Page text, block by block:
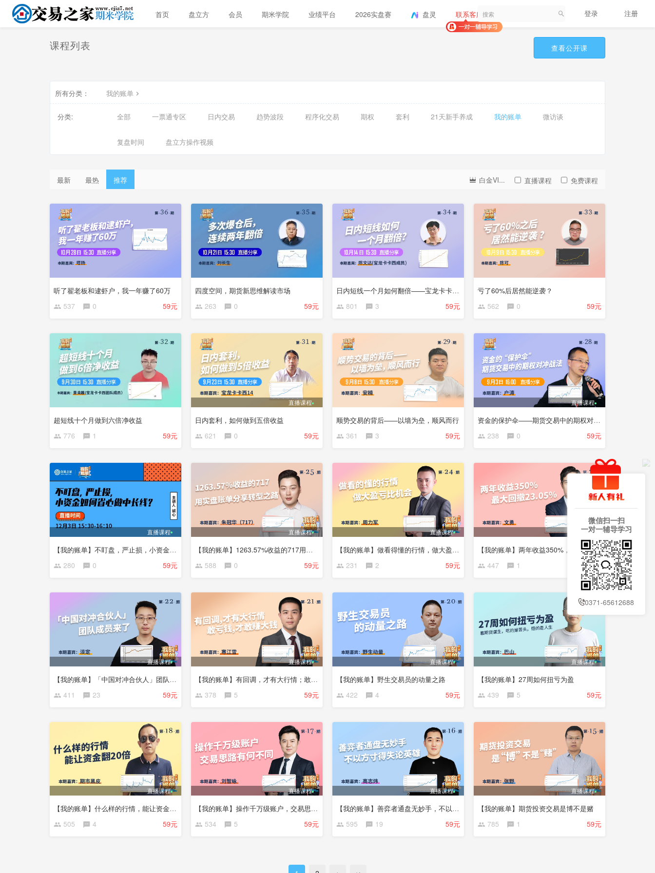
首页 盘立方 会员 期米学院 业绩平台 2026实盘赛 盘灵 联系客服 登录 注册
课程列表 查看公开课
所有分类： 我的账单
分类: 全部 一票通专区 日内交易 趋势波段 程序化交易 期权 套利 21天新手养成 我的账单 微访谈
复盘时间 盘立方操作视频
最新 最热 推荐 白金VI... 直播课程 免费课程
听了翟老板和逮虾户，我一年赚了60万
537
0 59元
四度空间，期货新思维解读市场
263
0 59元
日内短线一个月如何翻倍——宝龙卡卡西成员陈文达
801
3 59元
亏了60%后居然能逆袭？
562
0 59元
超短线十个月做到六倍净收益
776
1 59元
直播课程
日内套利，如何做到五倍收益
621
0 59元
顺势交易的背后——以墙为垒，顺风而行
361
3 59元
直播课程
资金的保护伞——期货交易中的期权对冲战法
238
0 59元
直播课程
【我的账单】不盯盘，严止损，小资金如何省心做中长线？
280
0 59元
直播课程
【我的账单】1263.57%收益的717用实盘账单分享转型之路
588
0 59元
直播课程
【我的账单】做看得懂的行情，做大盈亏比机会——中长线交易
231
2 59元
直播课程
【我的账单】两年收益350%，最大回撤23.05%
447
1 59元
直播课程
【我的账单】「中国对冲合伙人」团队成员来了
411
23 59元
直播课程
【我的账单】有回调，才有大行情；敢亏钱，才敢赚大钱
378
5 59元
直播课程
【我的账单】野生交易员的动量之路
422
4 59元
直播课程
【我的账单】27周如何扭亏为盈
439
5 59元
直播课程
【我的账单】什么样的行情，能让资金翻20倍
505
4 59元
直播课程
【我的账单】操作千万级账户，交易思路有何不同
534
5 59元
直播课程
【我的账单】善弈者通盘无妙手，不以方寸得失论英雄
595
19 59元
直播课程
【我的账单】期货投资交易是博不是赌
785
1 59元
微信扫一扫
一对一辅导学习
0371-65612688